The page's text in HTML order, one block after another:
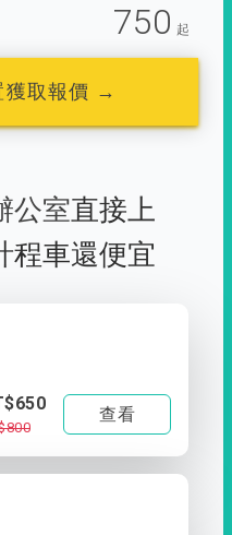
750 起
獲取報價 →
公室直接上
程車還便宜
查看